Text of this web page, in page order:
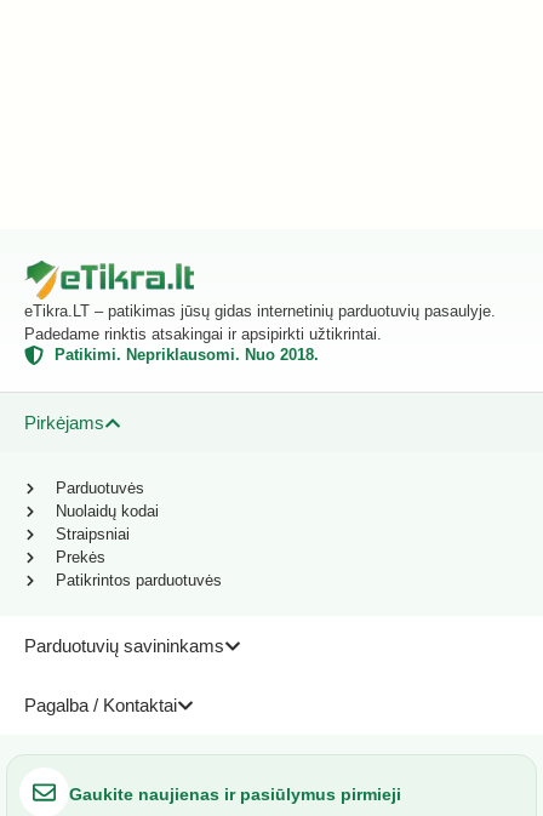
eTikra.LT – patikimas jūsų gidas internetinių parduotuvių pasaulyje.
Padedame rinktis atsakingai ir apsipirkti užtikrintai.
Patikimi. Nepriklausomi. Nuo 2018.
Pirkėjams
Parduotuvių savininkams
Pagalba / Kontaktai
Parduotuvės
Nuolaidų kodai
Straipsniai
Prekės
Patikrintos parduotuvės
Gaukite naujienas ir pasiūlymus pirmieji